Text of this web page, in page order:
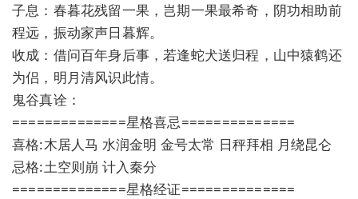
子息：春暮花残留一果，岂期一果最希奇，阴功相助前
程远，振动家声日暮辉。
收成：借问百年身后事，若逢蛇犬送归程，山中猿鹤还
为侣，明月清风识此情。
鬼谷真诠：
==============星格喜忌==============
喜格:木居人马 水润金明 金号太常 日秤拜相 月绕昆仑
忌格:土空则崩 计入秦分
==============星格经证==============